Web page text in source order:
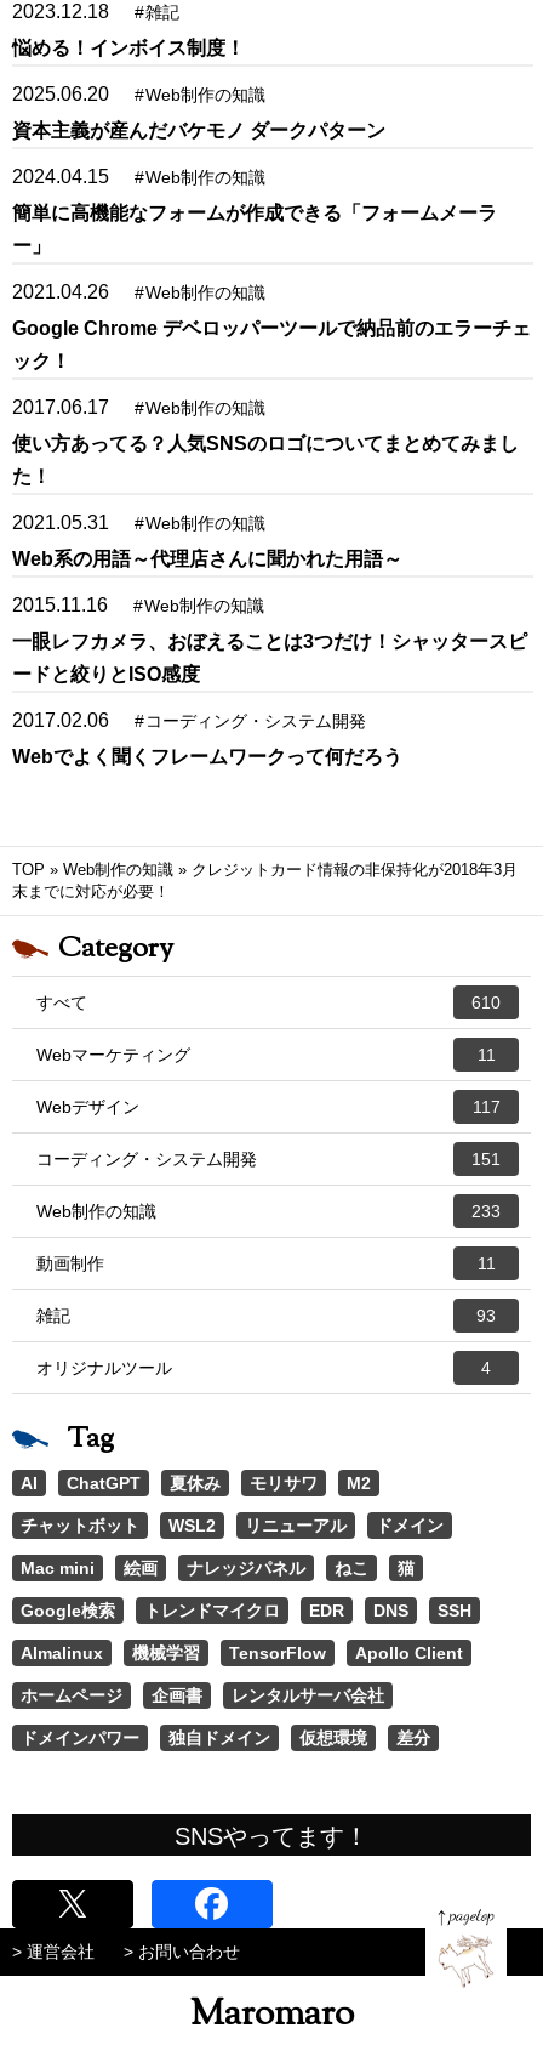
2023.12.18 #雑記
悩める！インボイス制度！
2025.06.20 #Web制作の知識
資本主義が産んだバケモノ ダークパターン
2024.04.15 #Web制作の知識
簡単に高機能なフォームが作成できる「フォームメーラ
ー」
2021.04.26 #Web制作の知識
Google Chrome デベロッパーツールで納品前のエラーチェ
ック！
2017.06.17 #Web制作の知識
使い方あってる？人気SNSのロゴについてまとめてみまし
た！
2021.05.31 #Web制作の知識
Web系の用語～代理店さんに聞かれた用語～
2015.11.16 #Web制作の知識
一眼レフカメラ、おぼえることは3つだけ！シャッタースピ
ードと絞りとISO感度
2017.02.06 #コーディング・システム開発
Webでよく聞くフレームワークって何だろう
TOP » Web制作の知識 » クレジットカード情報の非保持化が2018年3月
末までに対応が必要！
Category
すべて 610
Webマーケティング 11
Webデザイン 117
コーディング・システム開発 151
Web制作の知識 233
動画制作 11
雑記 93
オリジナルツール 4
Tag
AI ChatGPT 夏休み モリサワ M2
チャットボット WSL2 リニューアル ドメイン
Mac mini 絵画 ナレッジパネル ねこ 猫
Google検索 トレンドマイクロ EDR DNS SSH
Almalinux 機械学習 TensorFlow Apollo Client
ホームページ 企画書 レンタルサーバ会社
ドメインパワー 独自ドメイン 仮想環境 差分
SNSやってます！
> 運営会社 > お問い合わせ
Maromaro